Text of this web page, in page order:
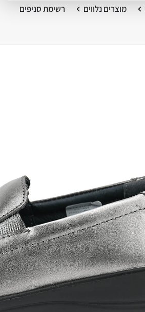
מוצרים נלווים רשימת סניפים